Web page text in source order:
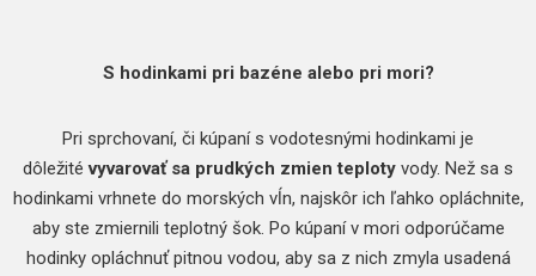
S hodinkami pri bazéne alebo pri mori?
Pri sprchovaní, či kúpaní s vodotesnými hodinkami je
dôležitévyvarovať sa prudkých zmien teploty vody. Než sa s
hodinkami vrhnete do morských vĺn, najskôr ich ľahko opláchnite,
aby ste zmiernili teplotný šok. Po kúpaní v mori odporúčame
hodinky opláchnuť pitnou vodou, aby sa z nich zmyla usadená